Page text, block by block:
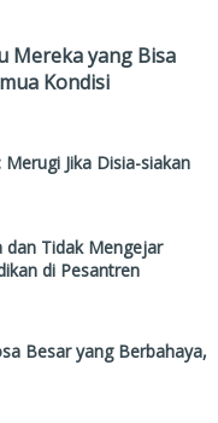
Mereka yang Bisa
Kondisi
Jika Disia-siakan
dan Tidak Mengejar
di Pesantren
Besar yang Berbahaya,